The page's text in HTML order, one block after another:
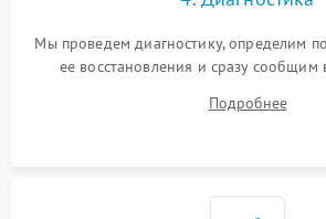
Мы проведем диагностику, определим
ее восстановления и сразу сообщим
Подробнее